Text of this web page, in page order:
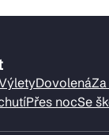
Dovolená
Přes nocSe